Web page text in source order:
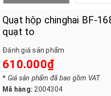
Quạt hộp chinghai BF-
quạt to
Đánh giá sản phẩm
610.000₫
* Giá sản phẩm đã bao gồm VAT
Mã hàng: 2004304